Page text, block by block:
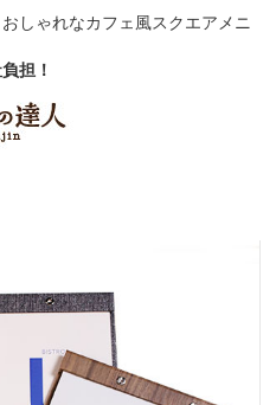
しゃれなカフェ風スクエアメニ
担！
エアメニュー
送